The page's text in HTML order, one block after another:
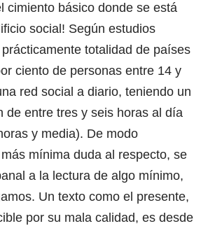
cimiento básico donde se está
social! Según estudios
totalidad de países
ciento de personas entre 14 y
red social a diario, teniendo un
de entre tres y seis horas al día
y media). De modo
mínima duda al respecto, se
a la lectura de algo mínimo,
Un texto como el presente,
por su mala calidad, es desde